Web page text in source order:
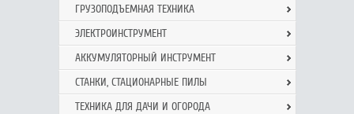
ГРУЗОПОДЪЕМНАЯ ТЕХНИКА
ЭЛЕКТРОИНСТРУМЕНТ
АККУМУЛЯТОРНЫЙ ИНСТРУМЕНТ
СТАНКИ, СТАЦИОНАРНЫЕ ПИЛЫ
ТЕХНИКА ДЛЯ ДАЧИ И ОГОРОДА